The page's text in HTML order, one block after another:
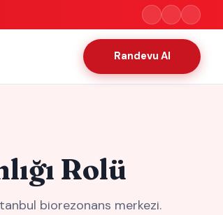
Randevu Al
Rolü
biorezonans merkezi.